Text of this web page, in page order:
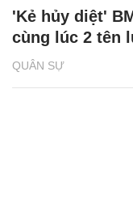
QUÂN SỰ
'Kẻ hủy diệt'
cùng lúc 2 tên